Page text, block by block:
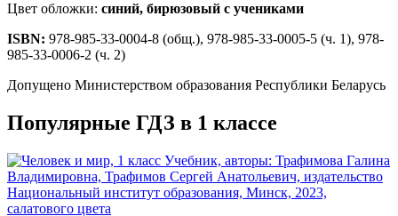
Цвет обложки: синий, бирюзовый с учениками
ISBN: 978-985-33-0004-8 (общ.), 978-985-33-0005-5 (ч. 1), 978-
985-33-0006-2 (ч. 2)
Допущено Министерством образования Республики Беларусь
Популярные ГДЗ в 1 классе